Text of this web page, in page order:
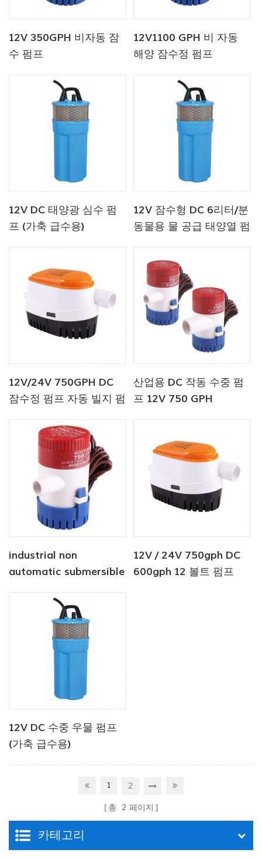
12V 350GPH 비자동 잠
수 펌프
12V1100 GPH 비 자동
해양 잠수정 펌프
12V DC 태양광 심수 펌
프 (가축 급수용)
12V 잠수형 DC 6리터/분
동물용 물 공급 태양열 펌
12V/24V 750GPH DC
잠수정 펌프 자동 빌지 펌
산업용 DC 작동 수중 펌
프 12V 750 GPH
industrial non
automatic submersible
12V / 24V 750gph DC
600gph 12 볼트 펌프
12V DC 수중 우물 펌프
(가축 급수용)
1 2
총 2 페이지
카테고리